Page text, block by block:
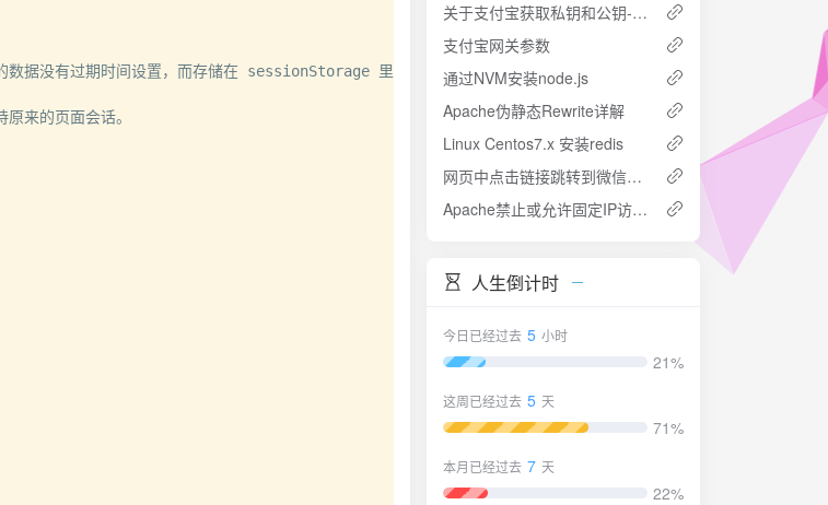
没有过期时间设置，而存储在 sessionStorage 里面的数据在页面会话结束时会被清除。
来的页面会话。
关于支付宝获取私钥和公钥-千卡云
支付宝网关参数
通过NVM安装node.js
Apache伪静态Rewrite详解
Linux Centos7.x 安装redis
网页中点击链接跳转到微信各个界面的方法
Apache禁止或允许固定IP访问特定目录、文件、URL
人生倒计时
今日已经过去 5 小时
21%
这周已经过去 5 天
71%
本月已经过去 7 天
22%